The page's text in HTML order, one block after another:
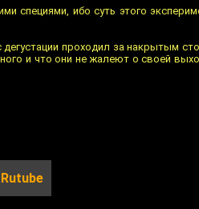
специями, ибо суть этого
проходил за накрытым
и что они не жалеют о своей